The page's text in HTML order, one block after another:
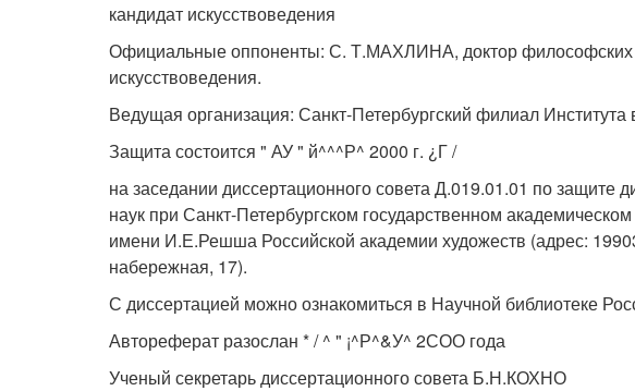
кандидат искусствоведения
Официальные оппоненты: С. Т.МАХЛИНА, доктор
искусствоведения.
Ведущая организация: Санкт-Петербургский филиал
Защита состоится " АУ " й^^^Р^ 2000 г. ¿Г /
на заседании диссертационного совета Д.019.01.01 по защите
наук при Санкт-Петербургском государственном
имени И.Е.Решша Российской академии художеств (адрес:
набережная, 17).
С диссертацией можно ознакомиться в Научной библиотеке
Автореферат разослан * / ^ " ¡^Р^&У^ 2СОО года
Ученый секретарь диссертационного совета Б.Н.КОХНО